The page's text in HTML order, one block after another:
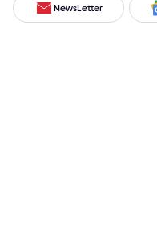
NewsLetter